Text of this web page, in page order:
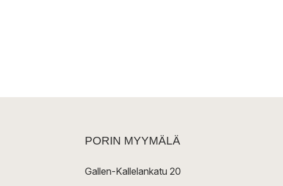
PORIN MYYMÄLÄ
Gallen-Kallelankatu 20